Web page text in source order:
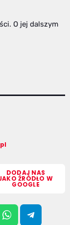
O jej dalszym
DODAJ NAS
ŹRÓDŁO W
GOOGLE